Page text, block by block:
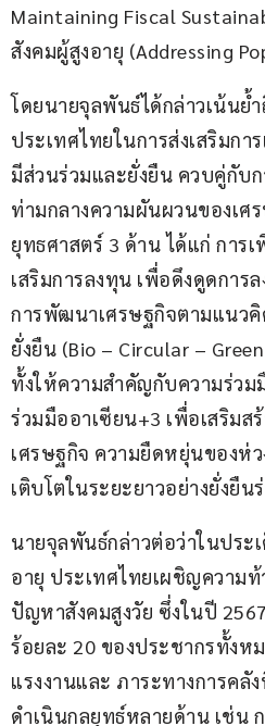
Maintaining Fiscal
สังคมผู้สูงอายุ (Addressing
โดยนายจุลพันธ์ได้กล่าวเน้นย้
ประเทศไทยในการส่งเสริมก
มีส่วนร่วมและยั่งยืน ควบคู่กับ
ท่ามกลางความผันผวนของเศ
ยุทธศาสตร์ 3 ด้าน ได้แก่ การ
เสริมการลงทุน เพื่อดึงดูดการ
การพัฒนาเศรษฐกิจตามแนว
ยั่งยืน (Bio – Circular –
ทั้งให้ความสำคัญกับความร่ว
ร่วมมืออาเซียน+3 เพื่อเสริมส
เศรษฐกิจ ความยืดหยุ่นของห่
เติบโตในระยะยาวอย่างยั่งยืน
นายจุลพันธ์กล่าวต่อว่าในประ
อายุ ประเทศไทยเผชิญความท้
ปัญหาสังคมสูงวัย ซึ่งในปี
ร้อยละ 20 ของประชากรทั้งห
แรงงานและ ภาระทางการคลั
ดำเนินกลยุทธ์หลายด้าน เช่น